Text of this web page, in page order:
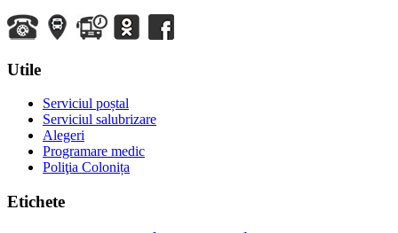
Utile
Serviciul poștal
Serviciul salubrizare
Alegeri
Programare medic
Poliţia Colonița
Etichete